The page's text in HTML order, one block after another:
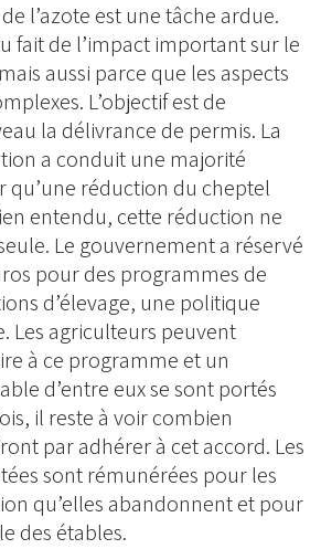
l’azote est une tâche ardue.
fait de l’impact important sur le
aussi parce que les aspects
L’objectif est de
la délivrance de permis. La
a conduit une majorité
qu’une réduction du cheptel
entendu, cette réduction ne
Le gouvernement a réservé
pour des programmes de
d’élevage, une politique
Les agriculteurs peuvent
à ce programme et un
d’entre eux se sont portés
il reste à voir combien
par adhérer à cet accord. Les
sont rémunérées pour les
qu’elles abandonnent et pour
des étables.